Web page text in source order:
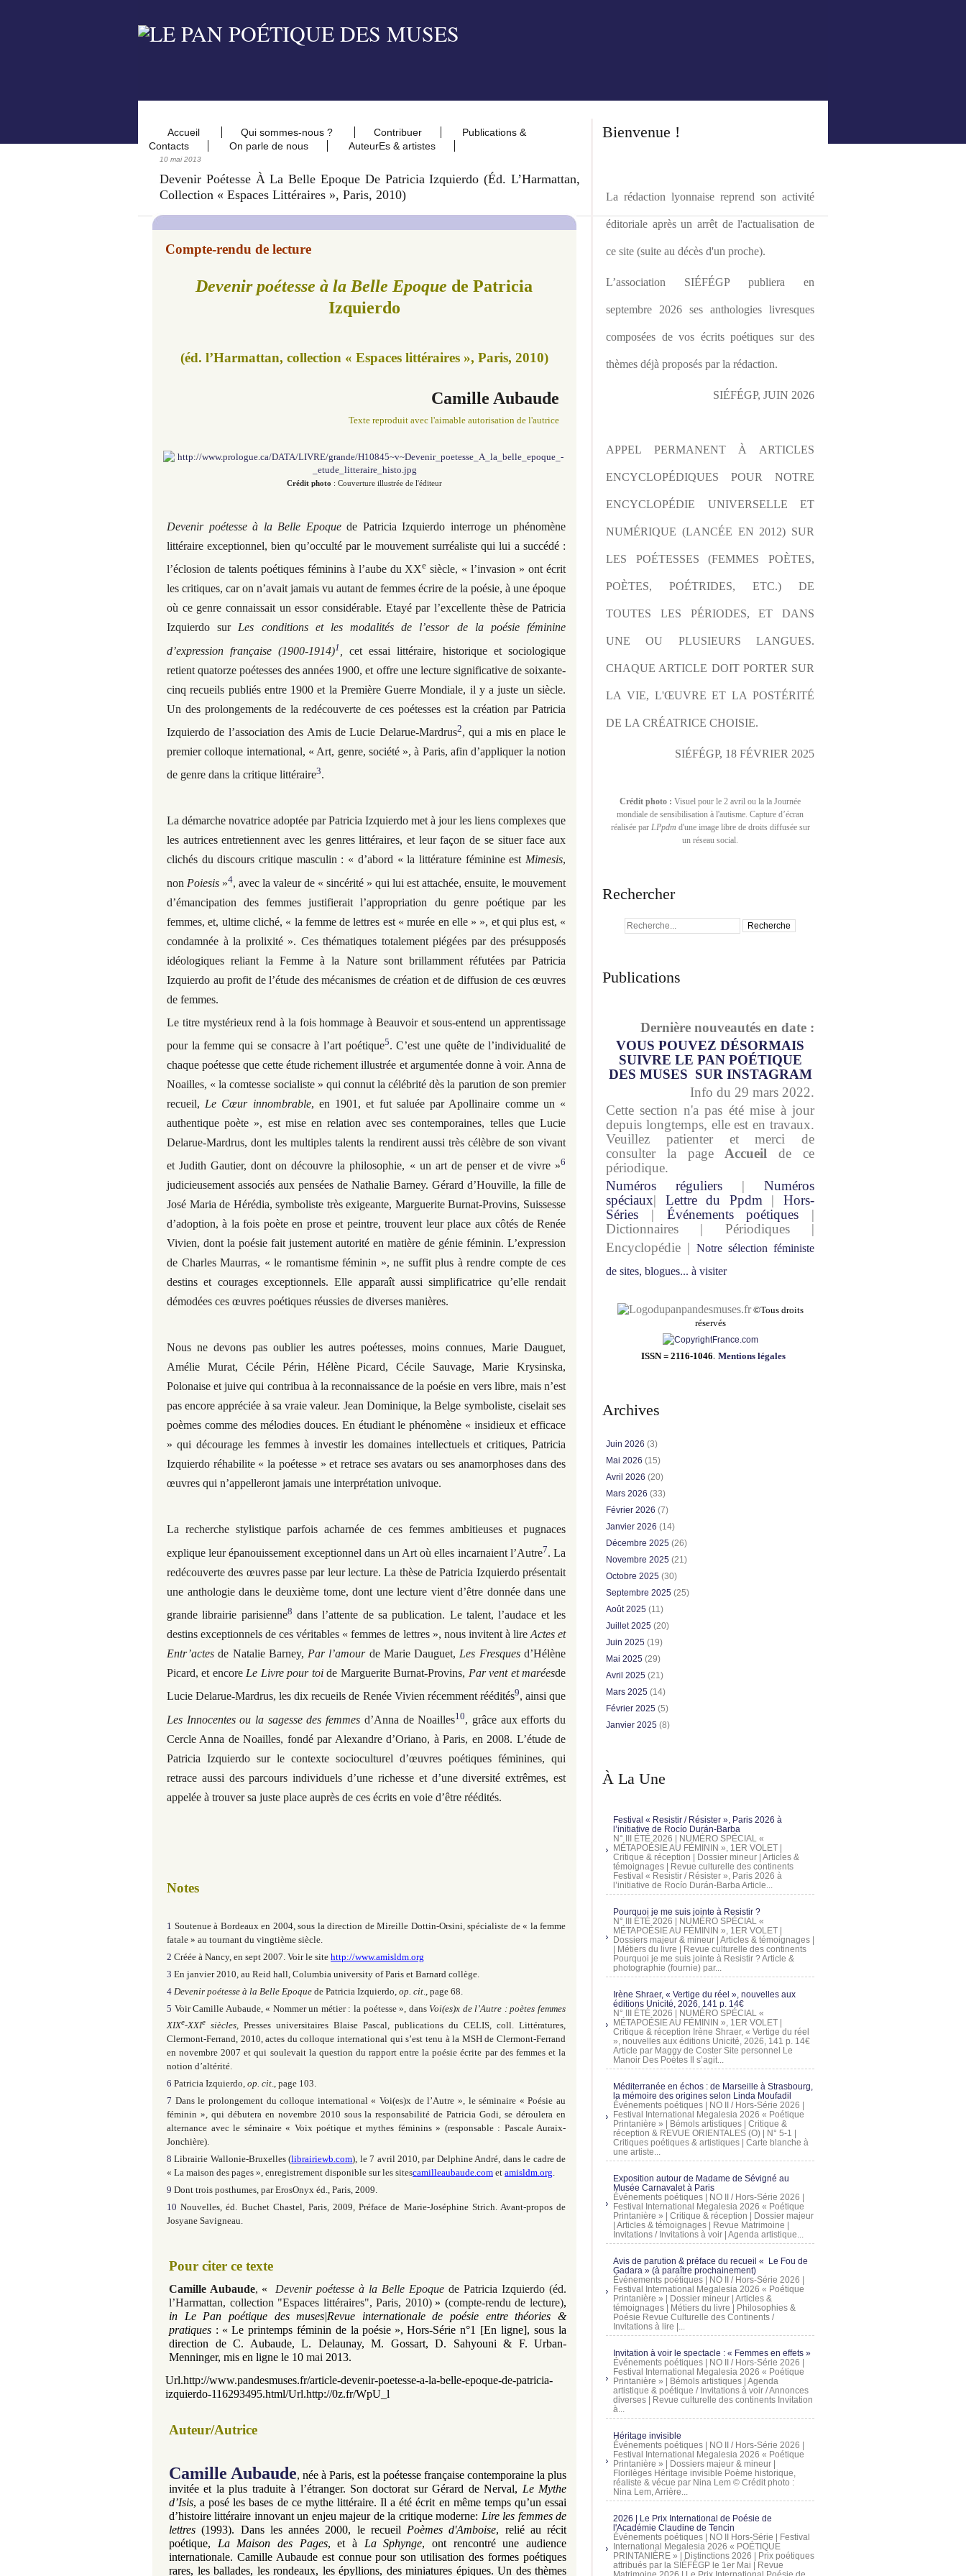
Accueil Qui sommes-nous ? Contribuer
Publications &
Contacts
On parle de nous AuteurEs & artistes
10 mai 2013
Devenir Poétesse À La Belle Epoque De Patricia Izquierdo (éd. L’Harmattan,
Collection « Espaces Littéraires », Paris, 2010)
Compte-rendu de lecture
Devenir poétesse à la Belle Epoque de Patricia
Izquierdo
(éd. l’Harmattan, collection « Espaces littéraires », Paris, 2010)
Camille Aubaude
Texte reproduit avec l'aimable autorisation de l'autrice
Crédit photo : Couverture illustrée de l'éditeur
Devenir poétesse à la Belle Epoque de Patricia Izquierdo interroge un phénomène
littéraire exceptionnel, bien qu’occulté par le mouvement surréaliste qui lui a succédé :
l’éclosion de talents poétiques féminins à l’aube du XXe siècle, « l’invasion » ont écrit
les critiques, car on n’avait jamais vu autant de femmes écrire de la poésie, à une époque
où ce genre connaissait un essor considérable. Etayé par l’excellente thèse de Patricia
Izquierdo sur
Les conditions et les modalités de l’essor de la poésie féminine
d’expression française (1900-1914)1
cet essai littéraire, historique et sociologique
retient quatorze poétesses des années 1900, et offre une lecture significative de soixante-
cinq recueils publiés entre 1900 et la Première Guerre Mondiale, il y a juste un siècle.
Un des prolongements de la redécouverte de ces poétesses est la création par Patricia
Izquierdo de l’association des Amis de Lucie Delarue-Mardrus2, qui a mis en place le
premier colloque international, « Art, genre, société », à Paris, afin d’appliquer la notion
de genre dans la critique littéraire3.
La démarche novatrice adoptée par Patricia Izquierdo met à jour les liens complexes que
les autrices entretiennent avec les genres littéraires, et leur façon de se situer face aux
clichés du discours critique masculin : « d’abord « la littérature féminine est Mimesis,
non Poiesis »4, avec la valeur de « sincérité » qui lui est attachée, ensuite, le mouvement
d’émancipation des femmes justifierait l’appropriation du genre poétique par les
femmes, et, ultime cliché, « la femme de lettres est « murée en elle » », et qui plus est, «
condamnée à la prolixité ». Ces thématiques totalement piégées par des présupposés
idéologiques reliant la Femme à la Nature sont brillamment réfutées par Patricia
Izquierdo au profit de l’étude des mécanismes de création et de diffusion de ces œuvres
de femmes.
Le titre mystérieux rend à la fois hommage à Beauvoir et sous-entend un apprentissage
pour la femme qui se consacre à l’art poétique5. C’est une quête de l’individualité de
chaque poétesse que cette étude richement illustrée et argumentée donne à voir. Anna de
Noailles, « la comtesse socialiste » qui connut la célébrité dès la parution de son premier
recueil, Le Cœur innombrable, en 1901, et fut saluée par Apollinaire comme un «
authentique poète », est mise en relation avec ses contemporaines, telles que Lucie
Delarue-Mardrus, dont les multiples talents la rendirent aussi très célèbre de son vivant
et Judith Gautier, dont on découvre la philosophie, « un art de penser et de vivre »6
judicieusement associés aux pensées de Nathalie Barney. Gérard d’Houville, la fille de
José Maria de Hérédia, symboliste très exigeante, Marguerite Burnat-Provins, Suissesse
d’adoption, à la fois poète en prose et peintre, trouvent leur place aux côtés de Renée
Vivien, dont la poésie fait justement autorité en matière de génie féminin. L’expression
de Charles Maurras, « le romantisme féminin », ne suffit plus à rendre compte de ces
destins et courages exceptionnels. Elle apparaît aussi simplificatrice qu’elle rendait
démodées ces œuvres poétiques réussies de diverses manières.
Nous ne devons pas oublier les autres poétesses, moins connues, Marie Dauguet,
Amélie Murat, Cécile Périn, Hélène Picard, Cécile Sauvage, Marie Krysinska,
Polonaise et juive qui contribua à la reconnaissance de la poésie en vers libre, mais n’est
pas encore appréciée à sa vraie valeur. Jean Dominique, la Belge symboliste, ciselait ses
poèmes comme des mélodies douces. En étudiant le phénomène « insidieux et efficace
» qui décourage les femmes à investir les domaines intellectuels et critiques, Patricia
Izquierdo réhabilite « la poétesse » et retrace ses avatars ou ses anamorphoses dans des
œuvres qui n’appelleront jamais une interprétation univoque.
La recherche stylistique parfois acharnée de ces femmes ambitieuses et pugnaces
explique leur épanouissement exceptionnel dans un Art où elles incarnaient l’Autre7. La
redécouverte des œuvres passe par leur lecture. La thèse de Patricia Izquierdo présentait
une anthologie dans le deuxième tome, dont une lecture vient d’être donnée dans une
grande librairie parisienne8 dans l’attente de sa publication. Le talent, l’audace et les
destins exceptionnels de ces véritables « femmes de lettres », nous invitent à lire Actes et
Entr’actes de Natalie Barney, Par l’amourde Marie Dauguet, Les Fresquesd’Hélène
Picard, et encore Le Livre pour toide Marguerite Burnat-Provins, Par vent et maréesde
Lucie Delarue-Mardrus, les dix recueils de Renée Vivien récemment réédités9, ainsi que
Les Innocentes ou la sagesse des femmes d’Anna de Noailles10, grâce aux efforts du
Cercle Anna de Noailles, fondé par Alexandre d’Oriano, à Paris, en 2008. L’étude de
Patricia Izquierdo sur le contexte socioculturel d’œuvres poétiques féminines, qui
retrace aussi des parcours individuels d’une richesse et d’une diversité extrêmes, est
appelée à trouver sa juste place auprès de ces écrits en voie d’être réédités.
Notes
1 Soutenue à Bordeaux en 2004, sous la direction de Mireille Dottin-Orsini, spécialiste de « la femme
fatale » au tournant du vingtième siècle.
2 Créée à Nancy, en sept 2007. Voir le site http://www.amisldm.org
3 En janvier 2010, au Reid hall, Columbia university of Paris et Barnard collège.
4 Devenir poétesse à la Belle Epoque de Patricia Izquierdo, op. cit ., page 68.
5 Voir Camille Aubaude, « Nommer un métier : la poétesse », dansVoi(es)x de l’Autre : poètes femmes
XIXe-XXIe siècles, Presses universitaires Blaise Pascal, publications du CELIS, coll. Littératures,
Clermont-Ferrand, 2010, actes du colloque international qui s’est tenu à la MSH de Clermont-Ferrand
en novembre 2007 et qui soulevait la question du rapport entre la poésie écrite par des femmes et la
notion d’altérité.
6 Patricia Izquierdo, op. cit., page 103.
7 Dans le prolongement du colloque international « Voi(es)x de l’Autre », le séminaire « Poésie au
féminin », qui débutera en novembre 2010 sous la responsabilité de Patricia Godi, se déroulera en
alternance avec le séminaire « Voix poétique et mythes féminins » (responsable : Pascale Auraix-
Jonchière).
8 Librairie Wallonie-Bruxelles (librairiewb.com), le 7 avril 2010, par Delphine André, dans le cadre de
« La maison des pages », enregistrement disponible sur les sitescamilleaubaude.com et amisldm.org.
9 Dont trois posthumes, par ErosOnyx éd., Paris, 2009.
10 Nouvelles, éd. Buchet Chastel, Paris, 2009, Préface de Marie-Joséphine Strich. Avant-propos de
Josyane Savigneau.
Pour citer ce texte
Camille Aubaude, « Devenir poétesse à la Belle Epoque de Patricia Izquierdo (éd.
l’Harmattan, collection "Espaces littéraires", Paris, 2010) » (compte-rendu de lecture),
in Le Pan poétique des muses|Revue internationale de poésie entre théories &
pratiques : « Le printemps féminin de la poésie », Hors-Série n°1 [En ligne], sous la
direction de C. Aubaude, L. Delaunay, M. Gossart, D. Sahyouni & F. Urban-
Menninger, mis en ligne le 10 mai 2013.
Url.http://www.pandesmuses.fr/article-devenir-poetesse-a-la-belle-epoque-de-patricia-
izquierdo-116293495.html/Url.http://0z.fr/WpU_l
Auteur/Autrice
Camille Aubaude, née à Paris, est la poétesse française contemporaine la plus
invitée et la plus traduite à l’étranger. Son doctorat sur Gérard de Nerval, Le Mythe
d’Isis, a posé les bases de ce mythe littéraire. Il a été écrit en même temps qu’un essai
d’histoire littéraire innovant un enjeu majeur de la critique moderne: Lire les femmes de
lettres (1993). Dans les années 2000, le recueil Poèmes d'Amboise, relié au récit
poétique,
La Maison des Pages, et à La Sphynge, ont rencontré une audience
internationale. Camille Aubaude est connue pour son utilisation des formes poétiques
rares, les ballades, les rondeaux, les épyllions, des miniatures épiques. Un des thèmes
Bienvenue !
La rédaction lyonnaise reprend son activité
éditoriale après un arrêt de l'actualisation de
ce site (suite au décès d'un proche).
L’association SIÉFÉGP publiera en
septembre 2026 ses anthologies livresques
composées de vos écrits poétiques sur des
thèmes déjà proposés par la rédaction.
SIÉFÉGP, JUIN 2026
APPEL PERMANENT À ARTICLES
ENCYCLOPÉDIQUES POUR NOTRE
ENCYCLOPÉDIE UNIVERSELLE ET
NUMÉRIQUE (LANCÉE EN 2012) SUR
LES POÉTESSES (FEMMES POÈTES,
POÈTES, POÉTRIDES, ETC.) DE
TOUTES LES PÉRIODES, ET DANS
UNE OU PLUSIEURS LANGUES.
CHAQUE ARTICLE DOIT PORTER SUR
LA VIE, L'ŒUVRE ET LA POSTÉRITÉ
DE LA CRÉATRICE CHOISIE.
SIÉFÉGP, 18 FÉVRIER 2025
Crédit photo : Visuel pour le 2 avril ou la la Journée
mondiale de sensibilisation à l'autisme. Capture d’écran
réalisée par LPpdm d'une image libre de droits diffusée sur
un réseau social.
Rechercher
Publications
Dernière nouveautés en date :
VOUS POUVEZ DÉSORMAIS
SUIVRE LE PAN POÉTIQUE
DES MUSES SUR INSTAGRAM
Info du 29 mars 2022.
Cette section n'a pas été mise à jour
depuis longtemps, elle est en travaux.
Veuillez patienter et merci de
consulter la page Accueil de ce
périodique.
Numéros réguliers | Numéros
spéciaux| Lettre du Ppdm |Hors-
Séries | Événements poétiques |
Dictionnaires | Périodiques |
Encyclopédie | Notre sélection féministe
de sites, blogues... à visiter
pandesmuses.fr ©Tous droits
réservés
ISSN = 2116-1046. Mentions légales
Archives
Juin 2026 (3)
Mai 2026 (15)
Avril 2026 (20)
Mars 2026 (33)
Février 2026 (7)
Janvier 2026 (14)
Décembre 2025 (26)
Novembre 2025 (21)
Octobre 2025 (30)
Septembre 2025 (25)
Août 2025 (11)
Juillet 2025 (20)
Juin 2025 (19)
Mai 2025 (29)
Avril 2025 (21)
Mars 2025 (14)
Février 2025 (5)
Janvier 2025 (8)
À La Une
Festival « Resistir / Résister », Paris 2026 à
l’initiative de Rocío Durán-Barba
N° III ÉTÉ 2026 | NUMÉRO SPÉCIAL «
MÉTAPOÉSIE AU FÉMININ », 1ER VOLET |
Critique & réception | Dossier mineur | Articles &
témoignages | Revue culturelle des continents
Festival « Resistir / Résister », Paris 2026 à
l’initiative de Rocío Durán-Barba Article...
Pourquoi je me suis jointe à Resistir ?
N° III ÉTÉ 2026 | NUMÉRO SPÉCIAL «
MÉTAPOÉSIE AU FÉMININ », 1ER VOLET |
Dossiers majeur & mineur | Articles & témoignages |
| Métiers du livre | Revue culturelle des continents
Pourquoi je me suis jointe à Resistir ? Article &
photographie (fournie) par...
Irène Shraer, « Vertige du réel », nouvelles aux
éditions Unicité, 2026, 141 p. 14€
N° III ÉTÉ 2026 | NUMÉRO SPÉCIAL «
MÉTAPOÉSIE AU FÉMININ », 1ER VOLET |
Critique & réception Irène Shraer, « Vertige du réel
», nouvelles aux éditions Unicité, 2026, 141 p. 14€
Article par Maggy de Coster Site personnel Le
Manoir Des Poètes Il s’agit...
Méditerranée en échos : de Marseille à Strasbourg,
la mémoire des origines selon Linda Moufadil
Événements poétiques | NO II / Hors-Série 2026 |
Festival International Megalesia 2026 « Poétique
Printanière » | Bémols artistiques | Critique &
réception & REVUE ORIENTALES (O) | N° 5-1 |
Critiques poétiques & artistiques | Carte blanche à
une artiste...
Exposition autour de Madame de Sévigné au
Musée Carnavalet à Paris
Événements poétiques | NO II / Hors-Série 2026 |
Festival International Megalesia 2026 « Poétique
Printanière » | Critique & réception | Dossier majeur
| Articles & témoignages | Revue Matrimoine |
Invitations / Invitations à voir | Agenda artistique...
Avis de parution & préface du recueil « Le Fou de
Gadara » (à paraître prochainement)
Événements poétiques | NO II / Hors-Série 2026 |
Festival International Megalesia 2026 « Poétique
Printanière » | Dossier mineur | Articles &
témoignages | Métiers du livre | Philosophies &
Poésie Revue Culturelle des Continents /
Invitations à lire |...
Invitation à voir le spectacle : « Femmes en effets »
Événements poétiques | NO II / Hors-Série 2026 |
Festival International Megalesia 2026 « Poétique
Printanière » | Bémols artistiques | Agenda
artistique & poétique / Invitations à voir / Annonces
diverses | Revue culturelle des continents Invitation
à...
Héritage invisible
Événements poétiques | NO II / Hors-Série 2026 |
Festival International Megalesia 2026 « Poétique
Printanière » | Dossiers majeur & mineur |
Florilèges Héritage invisible Poème historique,
réaliste & vécue par Nina Lem © Crédit photo :
Nina Lem, Arrière...
2026 | Le Prix International de Poésie de
l'Académie Claudine de Tencin
Événements poétiques | NO II Hors-Série | Festival
International Megalesia 2026 « POÉTIQUE
PRINTANIÈRE » | Distinctions 2026 | Prix poétiques
attribués par la SIÉFÉGP le 1er Mai | Revue